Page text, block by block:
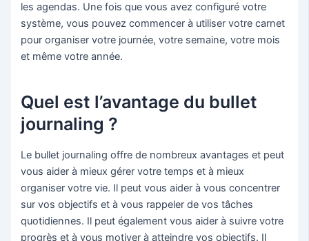
les agendas. Une fois que vous avez configuré votre
système, vous pouvez commencer à utiliser votre carnet
pour organiser votre journée, votre semaine, votre mois
et même votre année.
Quel est l’avantage du bullet
journaling ?
Le bullet journaling offre de nombreux avantages et peut
vous aider à mieux gérer votre temps et à mieux
organiser votre vie. Il peut vous aider à vous concentrer
sur vos objectifs et à vous rappeler de vos tâches
quotidiennes. Il peut également vous aider à suivre votre
progrès et à vous motiver à atteindre vos objectifs. Il